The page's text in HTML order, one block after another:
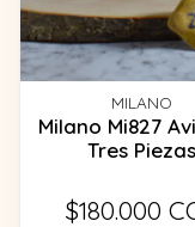
MILANO
Milano Mi827
Tres Piezas
$180.000